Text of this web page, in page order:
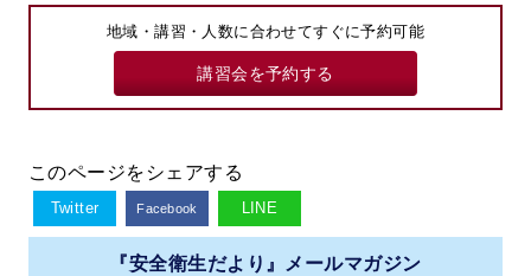
地域・講習・人数に合わせてすぐに予約可能
講習会を予約する
このページをシェアする
Twitter Facebook LINE
『安全衛生だより』メールマガジン